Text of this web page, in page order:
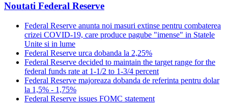
Noutati Federal Reserve
Federal Reserve anunta noi masuri extinse pentru combaterea
crizei COVID-19, care produce pagube "imense" in Statele
Unite si in lume
Federal Reserve urca dobanda la 2,25%
Federal Reserve decided to maintain the target range for the
federal funds rate at 1-1/2 to 1-3/4 percent
Federal Reserve majoreaza dobanda de referinta pentru dolar
la 1,5% - 1,75%
Federal Reserve issues FOMC statement